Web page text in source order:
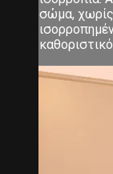
σώμα, χωρίς